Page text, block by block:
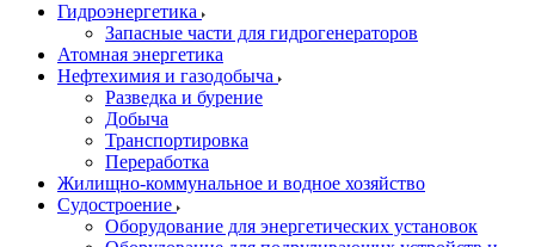
Гидроэнергетика
Запасные части для гидрогенераторов
Атомная энергетика
Нефтехимия и газодобыча
Разведка и бурение
Добыча
Транспортировка
Переработка
Жилищно-коммунальное и водное хозяйство
Судостроение
Оборудование для энергетических установок